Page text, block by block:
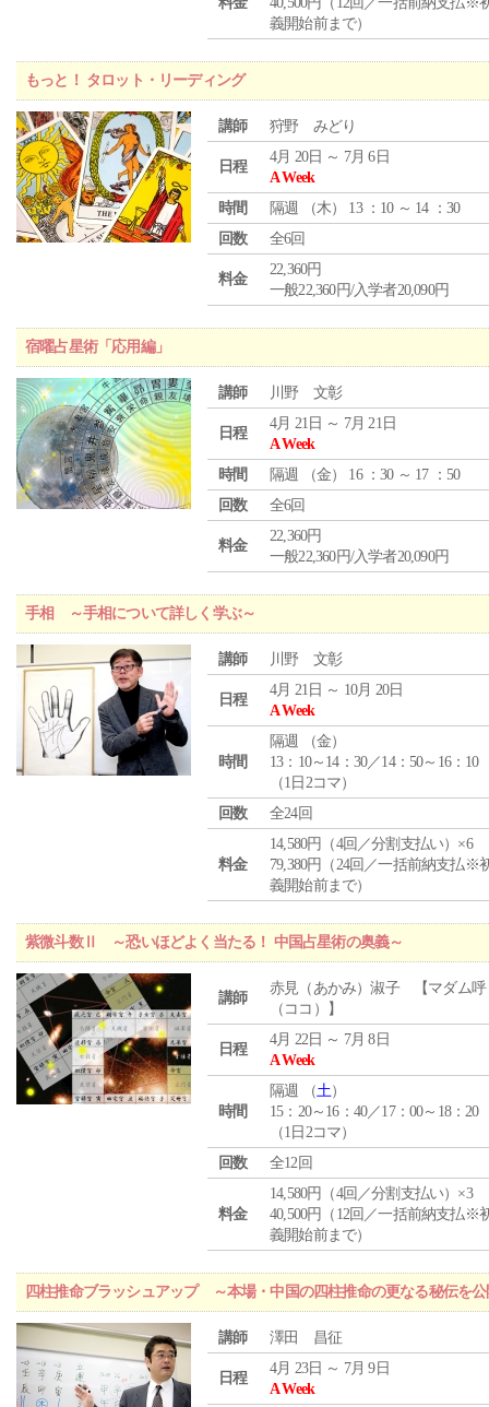
義開始前まで）
もっと！ タロット・リーディング
講師 狩野 みどり
日程
4月 20日 ～ 7月 6日
A Week
時間
隔週 （木） 13 ：10 ～ 14 ：30
回数
全6回
料金
22,360円
一般22,360円/入学者20,090円
宿曜占星術「応用編」
講師 川野 文彰
日程
4月 21日 ～ 7月 21日
A Week
時間
隔週 （金） 16 ：30 ～ 17 ：50
回数
全6回
料金
22,360円
一般22,360円/入学者20,090円
手相 ～手相について詳しく学ぶ～
講師 川野 文彰
日程
4月 21日 ～ 10月 20日
A Week
時間
隔週 （金）
13：10～14：30／14：50～16：10
（1日2コマ）
回数
全24回
料金
14,580円（4回／分割支払い）×6
79,380円（24回／一括前納支払※
義開始前まで）
紫微斗数Ⅱ ～恐いほどよく当たる！ 中国占星術の奥義～
講師
赤見（あかみ）淑子 【マダム呼
（ココ）】
日程
4月 22日 ～ 7月 8日
A Week
時間
隔週 （土）
15：20～16：40／17：00～18：20
（1日2コマ）
回数
全12回
料金
14,580円（4回／分割支払い）×3
40,500円（12回／一括前納支払※
義開始前まで）
四柱推命ブラッシュアップ ～本場・中国の四柱推命の更なる秘伝を
講師 澤田 昌征
日程
4月 23日 ～ 7月 9日
A Week